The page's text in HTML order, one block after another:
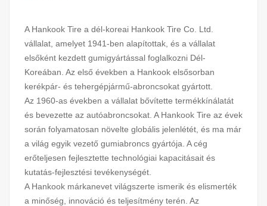
A Hankook Tire a dél-koreai Hankook Tire Co. Ltd.
vállalat, amelyet 1941-ben alapítottak, és a vállalat
elsőként kezdett gumigyártással foglalkozni Dél-
Koreában. Az első években a Hankook elsősorban
kerékpár- és tehergépjármű-abroncsokat gyártott.
Az 1960-as években a vállalat bővítette termékkínálatát
és bevezette az autóabroncsokat. A Hankook Tire az évek
során folyamatosan növelte globális jelenlétét, és ma már
a világ egyik vezető gumiabroncs gyártója. A cég
erőteljesen fejlesztette technológiai kapacitásait és
kutatás-fejlesztési tevékenységét.
A Hankook márkanevet világszerte ismerik és elismerték
a minőség, innováció és teljesítmény terén. Az